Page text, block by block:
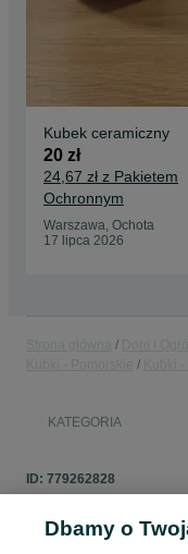
Kubek ceramiczny
20 zł
24,67 zł z Pakietem
Ochronnym
Warszawa, Ochota
17 lipca 2026
KATEGORIA
ID: 779262828
Dbamy o